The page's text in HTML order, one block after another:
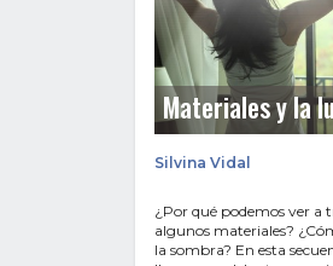
Materiales y la
Silvina Vidal
¿Por qué podemos ver a
algunos materiales?
la sombra? En esta